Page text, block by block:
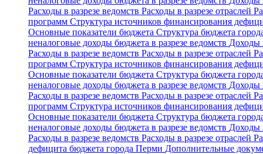
Расходы в разрезе ведомств Расходы в разрезе отраслей
программ Структура источников финансирования
Основные показатели бюджета Структура бюджета
неналоговые доходы бюджета в разрезе ведомств Доходы
Расходы в разрезе ведомств Расходы в разрезе отраслей
программ Структура источников финансирования
Основные показатели бюджета Структура бюджета
неналоговые доходы бюджета в разрезе ведомств Доходы
Расходы в разрезе ведомств Расходы в разрезе отраслей
программ Структура источников финансирования
Основные показатели бюджета Структура бюджета
неналоговые доходы бюджета в разрезе ведомств Доходы
Расходы в разрезе ведомств Расходы в разрезе отраслей
дефицита бюджета города Перми Дополнительные